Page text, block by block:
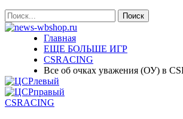
Главная
ЕЩЕ БОЛЬШЕ ИГР
CSRACING
Все об очках уважения (ОУ) в
CSRACING